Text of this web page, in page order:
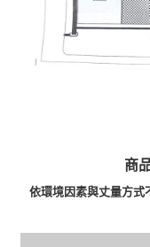
商
依環境因素與丈量方式